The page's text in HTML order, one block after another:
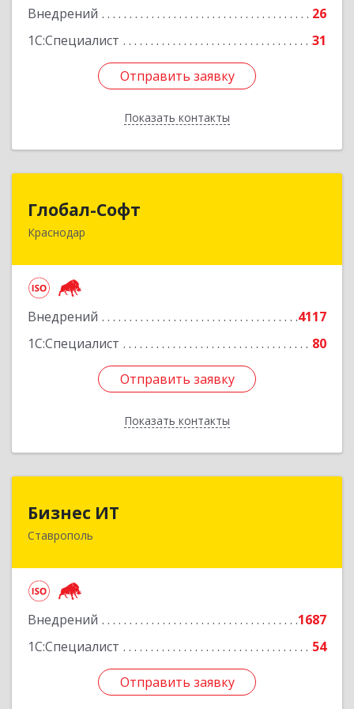
Внедрений
26
1С:Специалист
31
Отправить заявку
Показать контакты
Отправить заявку
Назад
Глобал-Софт
Краснодар
Внедрений
4117
1С:Специалист
80
Отправить заявку
Показать контакты
350018, Краснодарский край, Краснодар г,
Отправить заявку
Назад
Бизнес ИТ
Ставрополь
Внедрений
1687
1С:Специалист
54
Отправить заявку
355035, Ставропольский край, Ставрополь г, 1
Отправить заявку